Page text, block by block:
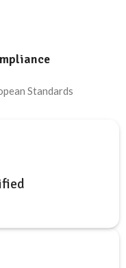
Standards